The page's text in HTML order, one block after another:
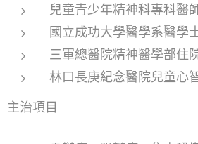
兒童青少年精神科專科醫
國立成功大學醫學系醫學
三軍總醫院精神醫學部住
林口長庚紀念醫院兒童心
主治項目